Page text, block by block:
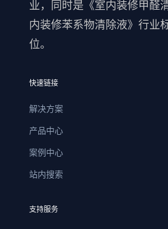
业，同时是《室内装修甲醛
内装修苯系物清除液》行业
位。
快速链接
解决方案
产品中心
案例中心
站内搜索
支持服务